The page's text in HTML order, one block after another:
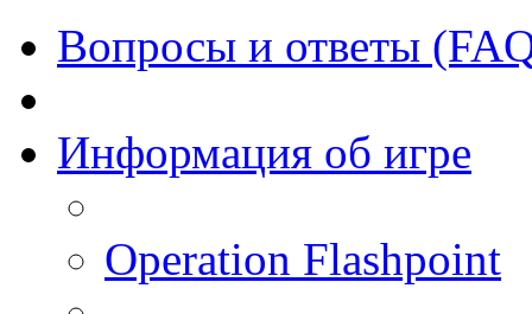
Вопросы и ответы
Информация об игре
Operation Flashpoint